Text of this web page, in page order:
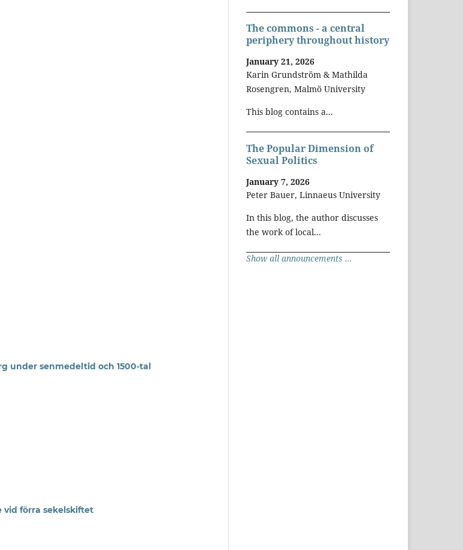
under senmedeltid och 1500-tal
vid förra sekelskiftet
The commons - a central
periphery throughout history
January 21, 2026
Karin Grundström & Mathilda
Rosengren, Malmö University
This blog contains a...
The Popular Dimension of
Sexual Politics
January 7, 2026
Peter Bauer, Linnaeus University
In this blog, the author discusses
the work of local...
Show all announcements ...